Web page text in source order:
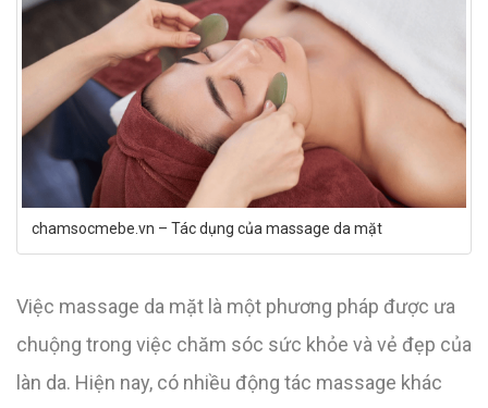
chamsocmebe.vn – Tác dụng của massage da mặt
Việc massage da mặt là một phương pháp được ưa
chuộng trong việc chăm sóc sức khỏe và vẻ đẹp của
làn da. Hiện nay, có nhiều động tác massage khác